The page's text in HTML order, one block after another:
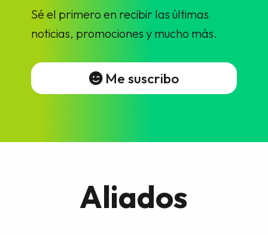
Sé el primero en recibir las últimas
noticias, promociones y mucho más.
Me suscribo
Aliados